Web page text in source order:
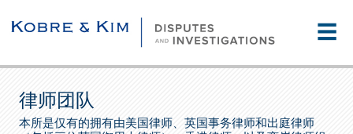
☰
律师团队
本所是仅有的拥有由美国律师、英国事务律师和出庭律师